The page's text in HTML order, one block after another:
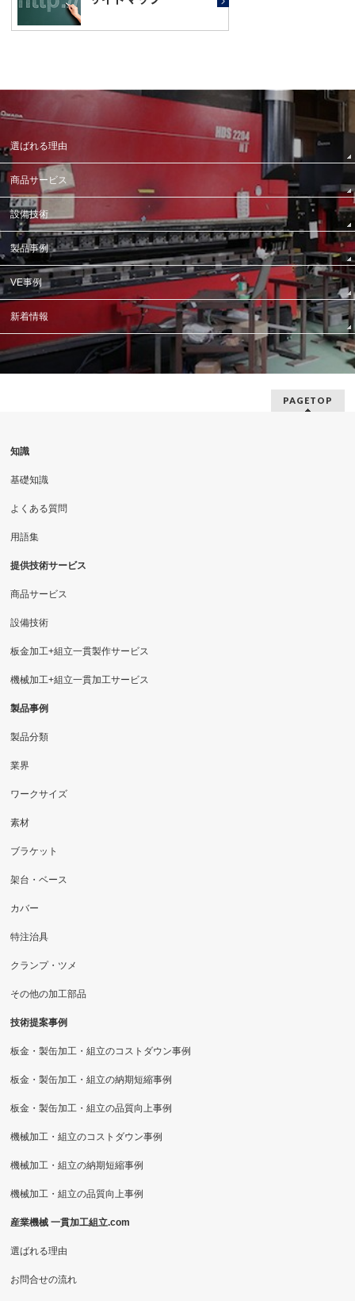
選ばれる理由
商品サービス
設備技術
製品事例
VE事例
新着情報
PAGETOP
知識
基礎知識
よくある質問
用語集
提供技術サービス
商品サービス
設備技術
板金加工+組立一貫製作サービス
機械加工+組立一貫加工サービス
製品事例
製品分類
業界
ワークサイズ
素材
ブラケット
架台・ベース
カバー
特注治具
クランプ・ツメ
その他の加工部品
技術提案事例
板金・製缶加工・組立のコストダウン事例
板金・製缶加工・組立の納期短縮事例
板金・製缶加工・組立の品質向上事例
機械加工・組立のコストダウン事例
機械加工・組立の納期短縮事例
機械加工・組立の品質向上事例
産業機械 一貫加工組立.com
選ばれる理由
お問合せの流れ